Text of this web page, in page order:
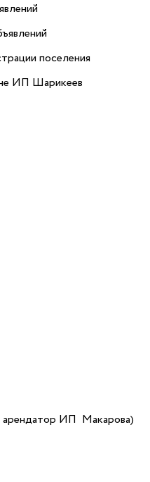
поселения
ИП Шарикеев
( арендатор ИП Макарова)